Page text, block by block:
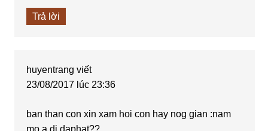
Trả lời
huyentrang viết
23/08/2017 lúc 23:36
ban than con xin xam hoi con hay nog gian :nam